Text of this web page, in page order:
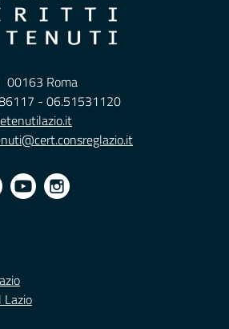
00163 Roma
- 06.51531120
Lazio